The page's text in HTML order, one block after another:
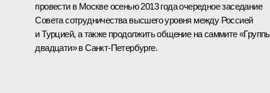
провести в Москве осенью 2013 года очередное заседание
Совета сотрудничества высшего уровня между Россией
и Турцией, а также продолжить общение на саммите
двадцати» в Санкт-Петербурге.